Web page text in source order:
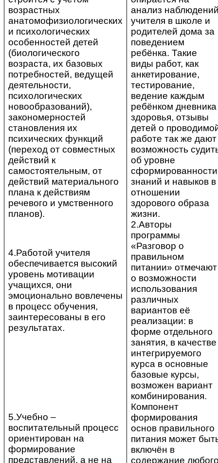
возрастных
анатомофизиологических
и психологических
особенностей детей
(биологического
возраста, их базовых
потребностей, ведущей
деятельности,
психологических
новообразований),
закономерностей
становления их
психических функций
(переход от совместных
действий к
самостоятельным, от
действий материального
плана к действиям
речевого и умственного
планов).
4.Работой учителя
обеспечивается высокий
уровень мотивации
учащихся, они
эмоционально вовлечены
в процесс обучения,
заинтересованы в его
результатах.
5.Учебно –
воспитательный процесс
ориентирован на
формирование
представлений, а не на
анализ
учителя в школе и
родителей дома за
поведением
ребёнка. Такие
виды работ, как
анкетирование,
тестирование,
ведение каждым
ребёнком дневника
здоровья, отзывы
детей о
работе так же дают
возможность
об уровне
сформированности
знаний и навыков в
отношении
здорового образа
жизни.
2.Авторы
программы
«Разговор о
правильном
питании» отмечают
о возможности
использования
различных
вариантов её
реализации: в
форме отдельного
занятия, в качестве
интегрируемого
курса в основные
базовые курсы,
возможен вариант
комбинирования.
Компонент
формирования
основ правильного
питания может
включён в
содержание